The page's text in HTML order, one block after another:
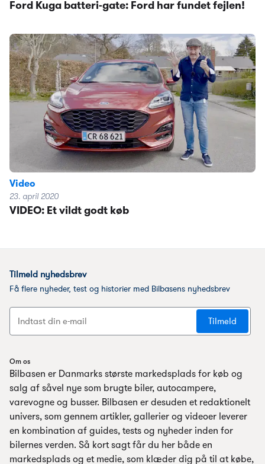
Ford Kuga batteri-gate: Ford har fundet fejlen!
Video
23. april 2020
VIDEO: Et vildt godt køb
Om os
Bilbasen er Danmarks største markedsplads for køb og
salg af såvel nye som brugte biler, autocampere,
varevogne og busser. Bilbasen er desuden et redaktionelt
univers, som gennem artikler, gallerier og videoer leverer
en kombination af guides, tests og nyheder inden for
bilernes verden. Så kort sagt får du her både en
markedsplads og et medie, som klæder dig på til at købe,